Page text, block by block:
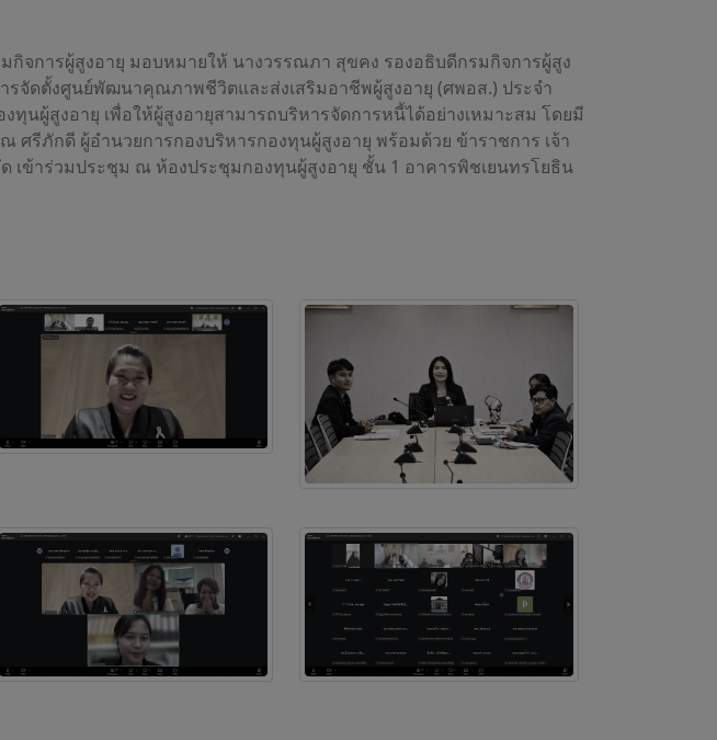
จการผู้สูงอายุ มอบหมายให้ นางวรรณภา สุขคง รองอธิบดีกรมกิจการผู้สูง
รจัดตั้งศูนย์พัฒนาคุณภาพชีวิตและส่งเสริมอาชีพผู้สูงอายุ (ศพอส.) ประจำ
นผู้สูงอายุ เพื่อให้ผู้สูงอายุสามารถบริหารจัดการหนี้ได้อย่างเหมาะสม โดยมี
ศรีภักดี ผู้อำนวยการกองบริหารกองทุนผู้สูงอายุ พร้อมด้วย ข้าราชการ เจ้า
เข้าร่วมประชุม ณ ห้องประชุมกองทุนผู้สูงอายุ ชั้น 1 อาคารพิชเยนทรโยธิน